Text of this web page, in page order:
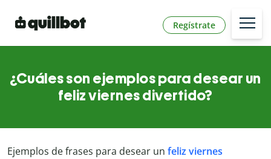
Regístrate
¿Cuáles son ejemplos para desear un
feliz viernes divertido?
Ejemplos de frases para desear un feliz viernes